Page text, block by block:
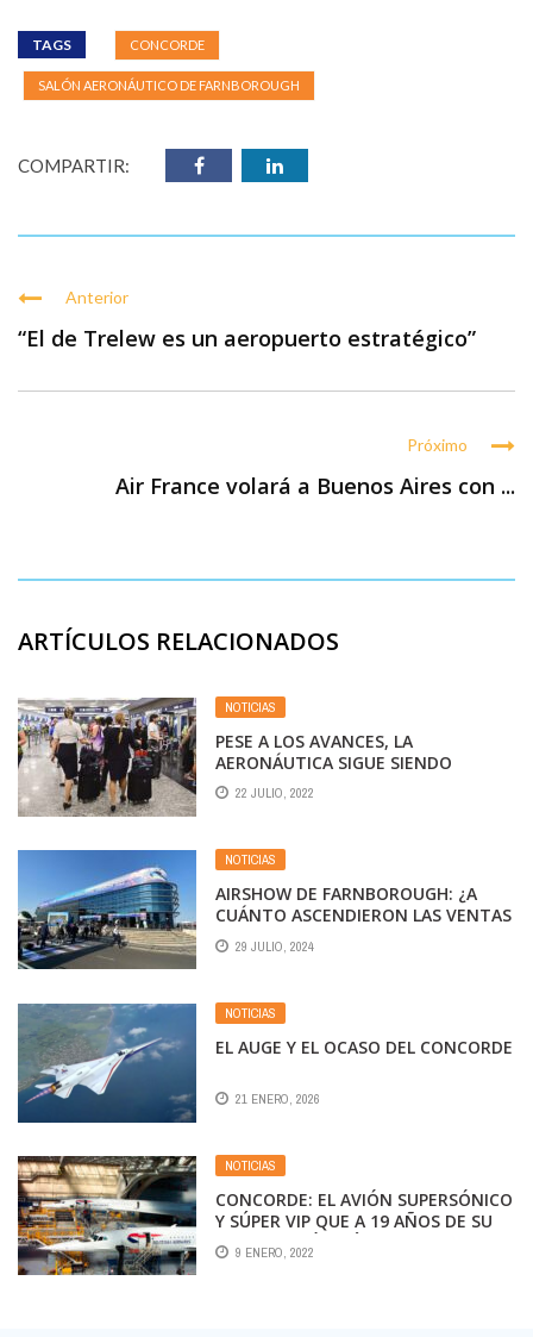
TAGS CONCORDE
SALÓN AERONÁUTICO DE FARNBOROUGH
COMPARTIR:
Anterior
“El de Trelew es un aeropuerto estratégico”
Próximo
Air France volará a Buenos Aires con ...
ARTÍCULOS RELACIONADOS
NOTICIAS
PESE A LOS AVANCES, LA
AERONÁUTICA SIGUE SIENDO
PREDOMINANTEMENTE MASCULINA
22 JULIO, 2022
NOTICIAS
AIRSHOW DE FARNBOROUGH: ¿A
CUÁNTO ASCENDIERON LAS VENTAS
DE AVIONES?
29 JULIO, 2024
NOTICIAS
EL AUGE Y EL OCASO DEL CONCORDE
21 ENERO, 2026
NOTICIAS
CONCORDE: EL AVIÓN SUPERSÓNICO
Y SÚPER VIP QUE A 19 AÑOS DE SU
DESAPARICIÓN AÚN NO PUDO SER
SUPERADO
9 ENERO, 2022